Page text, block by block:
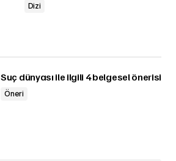
Dizi
Suç dünyası ile ilgili 4 belgesel önerisi
Öneri